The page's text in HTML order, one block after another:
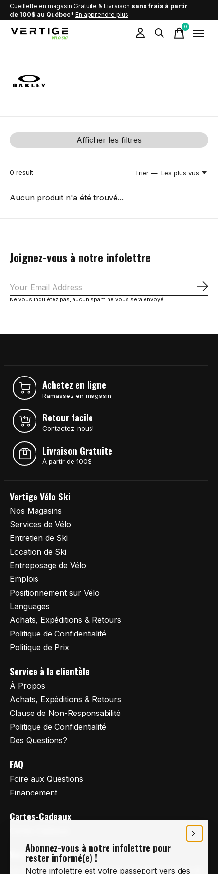
Cueillette en magasin Gratuite & Livraison sans frais à partir
de 100$ au Québec* En apprendre plus
0items
OAKLEY
Afficher les filtres
0 result Trier — Les plus vus
Aucun produit n'a été trouvé...
Joignez-vous à notre infolettre
Ne vous inquiétez pas, aucun spam ne vous sera envoyé!
Achetez en ligne
Ramassez en magasin
Retour facile
Contactez-nous!
Livraison Gratuite
À partir de 100$
Vertige Vélo Ski
Nos Magasins
Services de Vélo
Entretien de Ski
Location de Ski
Entreposage de Vélo
Emplois
Positionnement sur Vélo
Languages
Achats, Expéditions & Retours
Politique de Confidentialité
Politique de Prix
Service à la clientèle
À Propos
Achats, Expéditions & Retours
Clause de Non-Responsabilité
Politique de Confidentialité
Des Questions?
FAQ
Foire aux Questions
Financement
Cartes-Cadeaux
Vertige Vélo Ski
La référence en vélo de route, vélo de montagne et
Abonnez-vous à notre infolettre pour
rester informé(e) !
Notre infolettre est votre passeport vers des